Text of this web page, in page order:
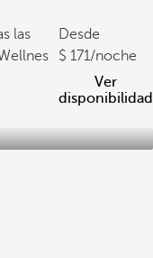
las
Desde
171/noche
Ver
disponibilidad